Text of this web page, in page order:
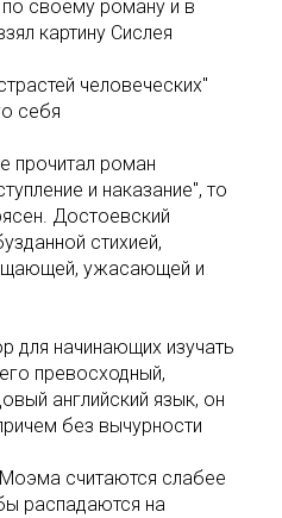
по своему роману и в
картину Сислея
человеческих"
себя
прочитал роман
и наказание", то
Достоевский
стихией,
ужасающей и
для начинающих изучать
превосходный,
английский язык, он
без вычурности
считаются слабее
распадаются на